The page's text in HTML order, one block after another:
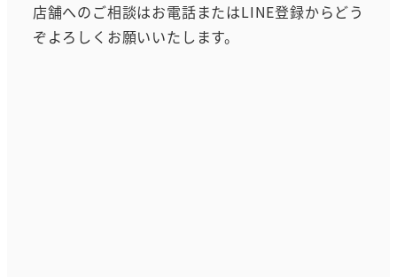
店舗へのご相談はお電話またはLINE登録からどう
ぞよろしくお願いいたします。